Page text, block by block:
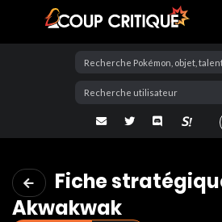
Coup Critique
adresse email
Twitter Discord La
Fiche
Akwakwak